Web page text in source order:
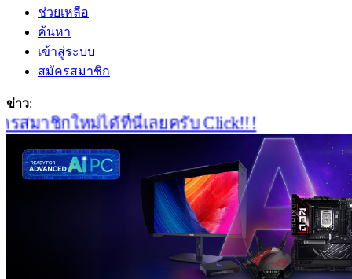
ช่วยเหลือ
ค้นหา
เข้าสู่ระบบ
สมัครสมาชิก
ข่าว:
มาชิกใหม่ได้ที่นี่เลยครับ Click!!!